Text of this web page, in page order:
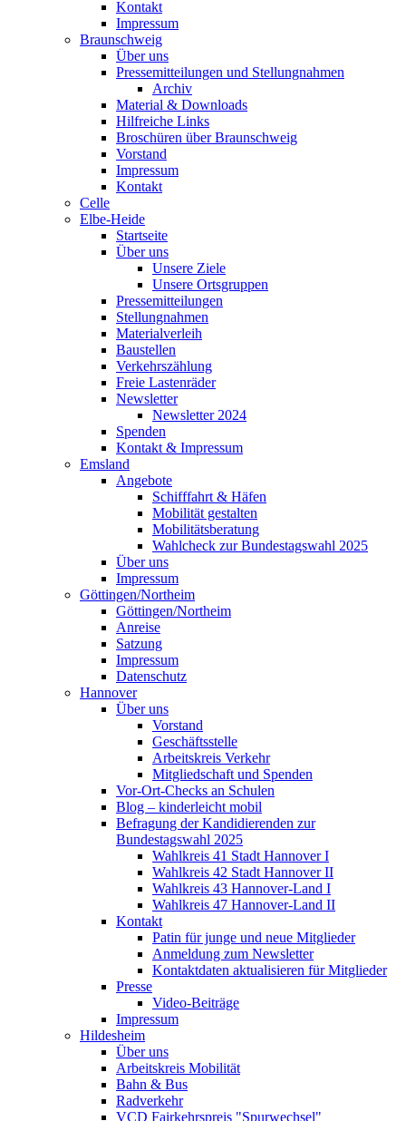
Kontakt
Impressum
Braunschweig
Über uns
Pressemitteilungen und Stellungnahmen
Archiv
Material & Downloads
Hilfreiche Links
Broschüren über Braunschweig
Vorstand
Impressum
Kontakt
Celle
Elbe-Heide
Startseite
Über uns
Unsere Ziele
Unsere Ortsgruppen
Pressemitteilungen
Stellungnahmen
Materialverleih
Baustellen
Verkehrszählung
Freie Lastenräder
Newsletter
Newsletter 2024
Spenden
Kontakt & Impressum
Emsland
Angebote
Schifffahrt & Häfen
Mobilität gestalten
Mobilitätsberatung
Wahlcheck zur Bundestagswahl 2025
Über uns
Impressum
Göttingen/Northeim
Göttingen/Northeim
Anreise
Satzung
Impressum
Datenschutz
Hannover
Über uns
Vorstand
Geschäftsstelle
Arbeitskreis Verkehr
Mitgliedschaft und Spenden
Vor-Ort-Checks an Schulen
Blog – kinderleicht mobil
Befragung der Kandidierenden zur
Bundestagswahl 2025
Wahlkreis 41 Stadt Hannover I
Wahlkreis 42 Stadt Hannover II
Wahlkreis 43 Hannover-Land I
Wahlkreis 47 Hannover-Land II
Kontakt
Patin für junge und neue Mitglieder
Anmeldung zum Newsletter
Kontaktdaten aktualisieren für Mitglieder
Presse
Video-Beiträge
Impressum
Hildesheim
Über uns
Arbeitskreis Mobilität
Bahn & Bus
Radverkehr
VCD Fairkehrspreis "Spurwechsel"